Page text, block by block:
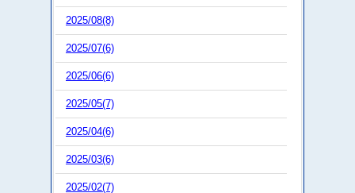
2025/08(8)
2025/07(6)
2025/06(6)
2025/05(7)
2025/04(6)
2025/03(6)
2025/02(7)